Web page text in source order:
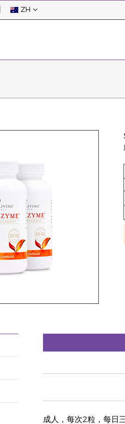
ZH
成人，每次2粒，每日